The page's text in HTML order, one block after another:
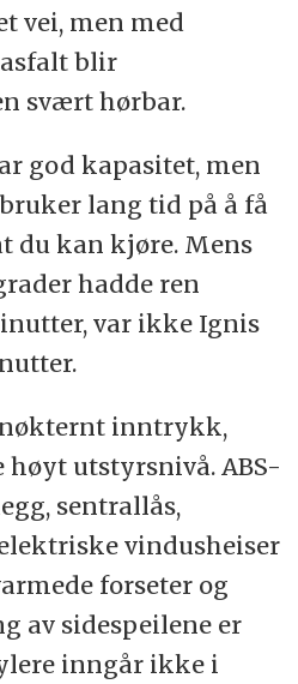
vei, men med
blir
svært hørbar.
god kapasitet, men
lang tid på å få
du kan kjøre. Mens
hadde ren
var ikke Ignis
inntrykk,
høyt utstyrsnivå. ABS-
sentrallås,
vindusheiser
forseter og
av sidespeilene er
inngår ikke i